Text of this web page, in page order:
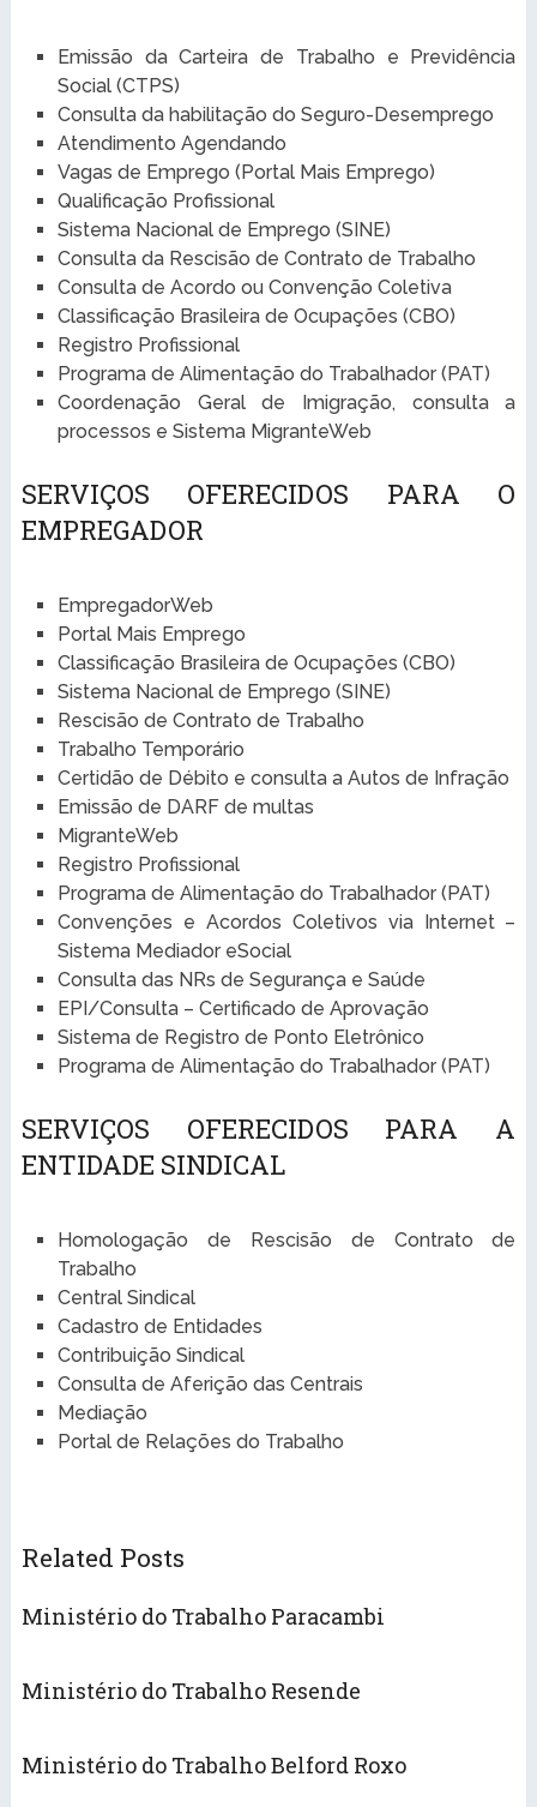
Emissão da Carteira de Trabalho e Previdência
Social (CTPS)
Consulta da habilitação do Seguro-Desemprego
Atendimento Agendando
Vagas de Emprego (Portal Mais Emprego)
Qualificação Profissional
Sistema Nacional de Emprego (SINE)
Consulta da Rescisão de Contrato de Trabalho
Consulta de Acordo ou Convenção Coletiva
Classificação Brasileira de Ocupações (CBO)
Registro Profissional
Programa de Alimentação do Trabalhador (PAT)
Coordenação Geral de Imigração, consulta a
processos e Sistema MigranteWeb
SERVIÇOS OFERECIDOS PARA O
EMPREGADOR
EmpregadorWeb
Portal Mais Emprego
Classificação Brasileira de Ocupações (CBO)
Sistema Nacional de Emprego (SINE)
Rescisão de Contrato de Trabalho
Trabalho Temporário
Certidão de Débito e consulta a Autos de Infração
Emissão de DARF de multas
MigranteWeb
Registro Profissional
Programa de Alimentação do Trabalhador (PAT)
Convenções e Acordos Coletivos via Internet –
Sistema Mediador eSocial
Consulta das NRs de Segurança e Saúde
EPI/Consulta – Certificado de Aprovação
Sistema de Registro de Ponto Eletrônico
Programa de Alimentação do Trabalhador (PAT)
SERVIÇOS OFERECIDOS PARA A
ENTIDADE SINDICAL
Homologação de Rescisão de Contrato de
Trabalho
Central Sindical
Cadastro de Entidades
Contribuição Sindical
Consulta de Aferição das Centrais
Mediação
Portal de Relações do Trabalho
Related Posts
Ministério do Trabalho Paracambi
Ministério do Trabalho Resende
Ministério do Trabalho Belford Roxo